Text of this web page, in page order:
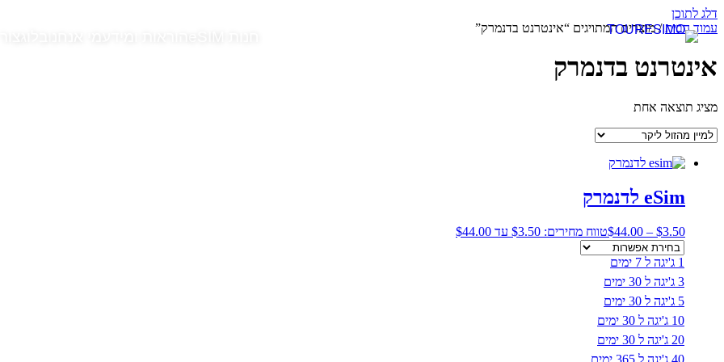
דלג לתוכן
עמוד הבית/ מוצרים המתויגים “אינטרנט בדנמרק”
אינטרנט בדנמרק
מציג תוצאה אחת
eSim לדנמרק
$3.50
–
$44.00 טווח מחירים: ⁦$3.50⁩ עד ⁦$44.00⁩
1 ג'יגה ל 7 ימים
3 ג'יגה ל 30 ימים
5 ג'יגה ל 30 ימים
10 ג'יגה ל 30 ימים
20 ג'יגה ל 30 ימים
40 ג'יגה ל 365 ימים